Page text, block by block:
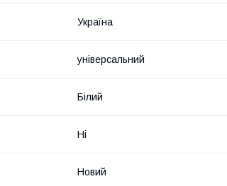
Україна
універсальний
Білий
Ні
Новий